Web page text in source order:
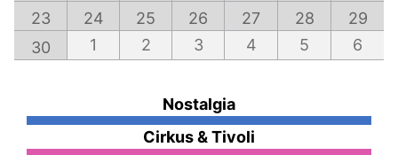
23
24 25 26 27 28
29
30
1 2 3 4 5 6
Nostalgia
Cirkus & Tivoli